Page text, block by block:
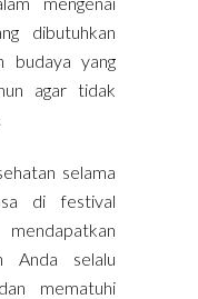
dibutuhkan
budaya yang
agar tidak
selama
di festival
Anda selalu
mematuhi